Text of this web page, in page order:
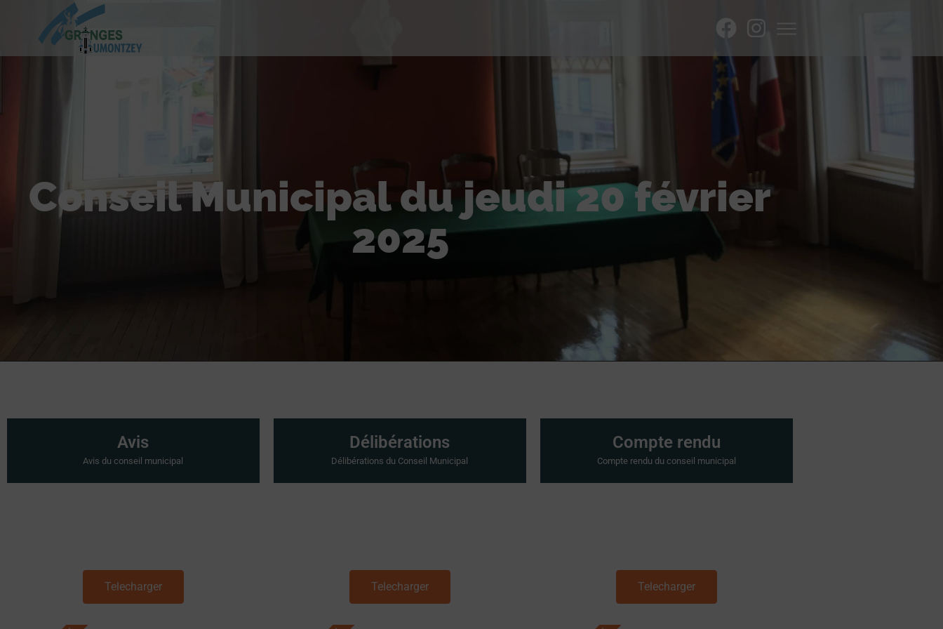
Conseil Municipal du jeudi 20 février
2025
Avis
Avis du conseil municipal
Telecharger
Délibérations
Délibérations du Conseil Municipal
Telecharger
Compte rendu
Compte rendu du conseil municipal
Telecharger